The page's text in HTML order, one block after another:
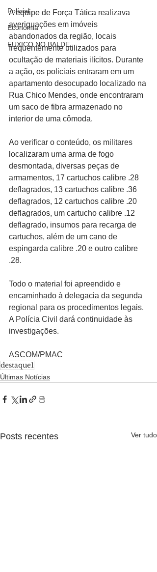
Polícial
Economia
FUXICO NO BALDE
A equipe de Força Tática realizava
averiguações em imóveis
abandonados da região, locais
frequentemente utilizados para
ocultação de materiais ilícitos. Durante
a ação, os policiais entraram em um
apartamento desocupado localizado na
Rua Chico Mendes, onde encontraram
um saco de fibra armazenado no
interior de uma cômoda.
Ao verificar o conteúdo, os militares
localizaram uma arma de fogo
desmontada, diversas peças de
armamentos, 17 cartuchos calibre .28
deflagrados, 13 cartuchos calibre .36
deflagrados, 12 cartuchos calibre .20
deflagrados, um cartucho calibre .12
deflagrado, insumos para recarga de
cartuchos, além de um cano de
espingarda calibre .20 e outro calibre
.28.
Todo o material foi apreendido e
encaminhado à delegacia da segunda
regional para os procedimentos legais.
A Polícia Civil dará continuidade às
investigações.
ASCOM/PMAC
destaque1
Últimas Notícias
Posts recentes Ver tudo